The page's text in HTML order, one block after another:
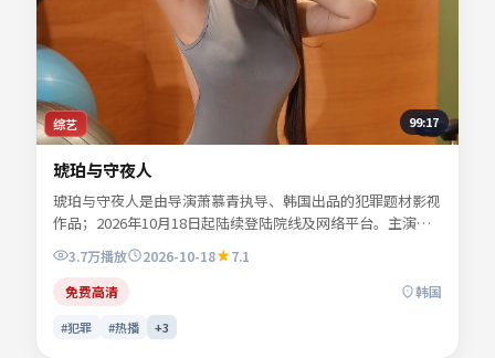
综艺 99:17
琥珀与守夜人
琥珀与守夜人是由导演萧慕青执导、韩国出品的犯罪题材影视
作品；2026年10月18日起陆续登陆院线及网络平台。主演谢
书砚、许临渊、陆见微、宋慕青等共同诠释一段充满转折的人
物命运。故事围绕都市边缘人物的抉择展开，情感真挚而不失
悬念。适合检索「犯罪电影」「韩国影片」「2026年上映」
等关键词的观众收藏。
3.7万播放 2026-10-18
7.1
免费高清
韩国
#犯罪 #热播 +3